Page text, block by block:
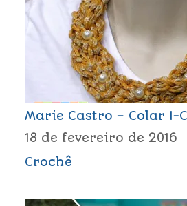
Marie Castro – Colar I-
18 de fevereiro de 2016
Crochê